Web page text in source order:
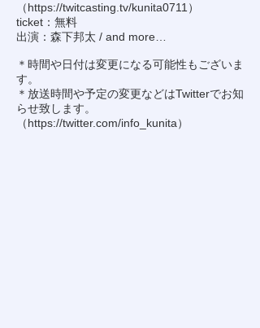
（https://twitcasting.tv/kunita0711 ）
ticket：無料
出演：森下邦太 / and more…
＊時間や日付は変更になる可能性もございま
す。
＊放送時間や予定の変更などはTwitterでお知
らせ致します。
（https://twitter.com/info_kunita）